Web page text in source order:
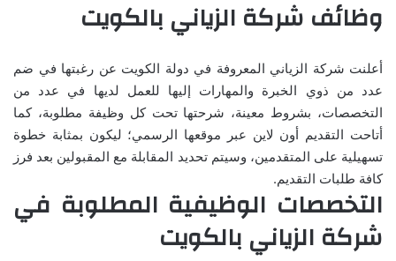
وظائف شركة الزياني بالكويت
أعلنت شركة الزياني المعروفة في دولة الكويت عن رغبتها في ضم
عدد من ذوي الخبرة والمهارات إليها للعمل لديها في عدد من
التخصصات، بشروط معينة، شرحتها تحت كل وظيفة مطلوبة، كما
أتاحت التقديم أون لاين عبر موقعها الرسمي؛ ليكون بمثابة خطوة
تسهيلية على المتقدمين، وسيتم تحديد المقابلة مع المقبولين بعد فرز
كافة طلبات التقديم.
التخصصات الوظيفية المطلوبة في
شركة الزياني بالكويت